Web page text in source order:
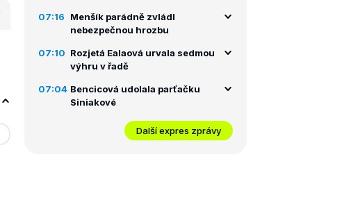
07:16
Menšík parádně zvládl
nebezpečnou hrozbu
07:10 Rozjetá Ealaová urvala sedmou
výhru v řadě
07:04 Bencicová udolala parťačku
Siniakové
Další expres zprávy